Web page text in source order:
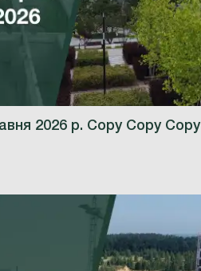
2026 р. Copy Copy Copy